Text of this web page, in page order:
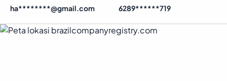
ha********@gmail.com 6289******719